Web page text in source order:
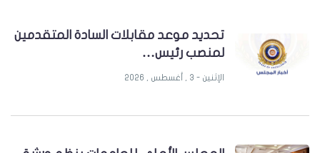
تحديد موعد مقابلات السادة المتقدمين
لمنصب رئيس…
الإثنين - 3 , أغسطس , 2026